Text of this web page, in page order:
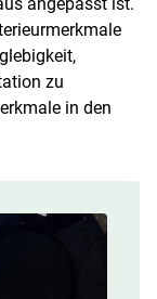
zu
in den